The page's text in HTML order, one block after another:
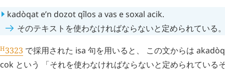
kadòqat e’n dozot qîlos a vas esoxal acik.
そのテキストを使わなければならないと定められている
H3323 で採用された isa 句を用いると、 この文からは akadòq
cok という 「それを使わなければならないと定められている